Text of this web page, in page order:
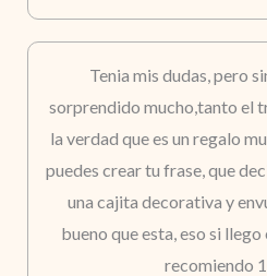
Tenia mis dudas, pero
sorprendido mucho,tanto el
la verdad que es un regalo
puedes crear tu frase, que
una cajita decorativa y
bueno que esta, eso si
recomiendo